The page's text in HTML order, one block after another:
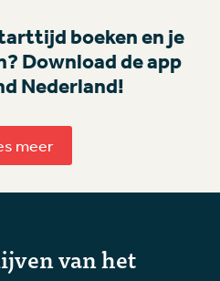
boeken en je
Download de app
Nederland!
meer
van het